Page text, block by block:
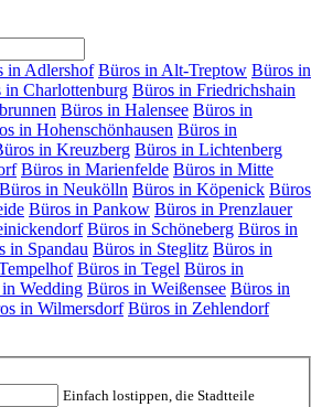
in Adlershof Büros in Alt-Treptow Büros in
in Charlottenburg Büros in Friedrichshain
Büros in Halensee Büros in
in Hohenschönhausen Büros in
in Kreuzberg Büros in Lichtenberg
Büros in Marienfelde Büros in Mitte
Büros in Neukölln Büros in Köpenick Büros
Büros in Pankow Büros in Prenzlauer
Büros in Schöneberg Büros in
in Spandau Büros in Steglitz Büros in
Büros in Tegel Büros in
Wedding Büros in Weißensee Büros in
in Wilmersdorf Büros in Zehlendorf
Einfach lostippen, die Stadtteile